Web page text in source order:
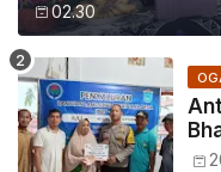
02.30